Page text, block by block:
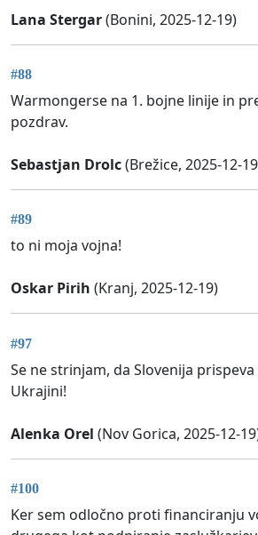
Lana Stergar(Bonini, 2025-12-19)
#88
Warmongerse na 1. bojne linije in
pozdrav.
Sebastjan Drolc(Brežice, 2025-12-
#89
to ni moja vojna!
Oskar Pirih (Kranj, 2025-12-19)
#97
Se ne strinjam, da Slovenija
Ukrajini!
Alenka Orel (Nov Gorica, 2025-12-
#100
Ker sem odločno proti financiranju